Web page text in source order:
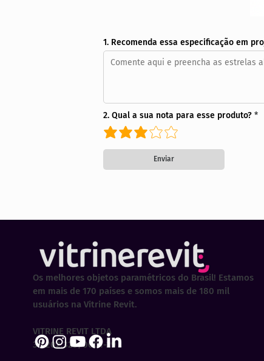
1. Recomenda essa especificação em
2. Qual a sua nota para esse produto?
Enviar
Os melhores objetos paramétricos do Brasil! Estamos
em mais de 170 países e somos mais de 180 mil
usuários na Vitrine Revit.
VITRINE REVIT LTDA
30.202.323/0001-29